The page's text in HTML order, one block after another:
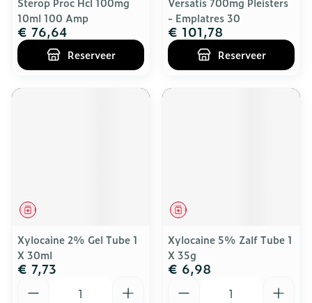
10ml 100 Amp
€ 76,64
Reserveer
- Emplatres 30
€ 101,78
Reserveer
Geneesmiddel
Xylocaine 2% Gel Tube 1
X 30ml
€ 7,73
Geneesmiddel
Xylocaine 5% Zalf Tube 1
X 35g
€ 6,98